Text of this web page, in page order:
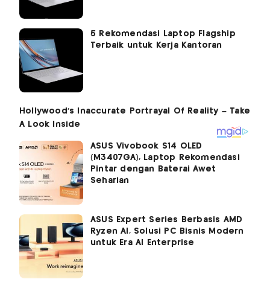
5 Rekomendasi Laptop Flagship
Terbaik untuk Kerja Kantoran
ASUS Vivobook S14 OLED
(M3407GA), Laptop Rekomendasi
Pintar dengan Baterai Awet
Seharian
ASUS Expert Series Berbasis AMD
Ryzen AI, Solusi PC Bisnis Modern
untuk Era AI Enterprise